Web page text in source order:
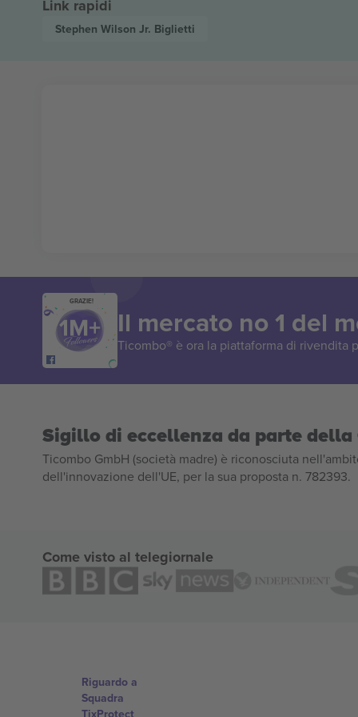
Link rapidi
Stephen Wilson Jr. Biglietti
GRAZIE!
Il mercato no 1 del
Ticombo® è ora la piattaforma di rivendita
Sigillo di eccellenza da parte
Ticombo GmbH (società madre) è riconosciuta
dell'innovazione dell'UE, per la sua proposta n. 782393.
Come visto al telegiornale
Riguardo a
Squadra
TixProtect